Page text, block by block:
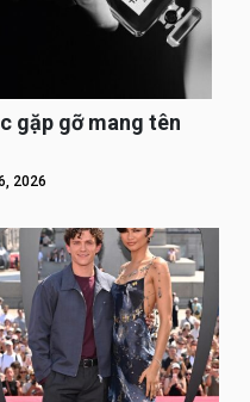
gặp gỡ mang tên
2026